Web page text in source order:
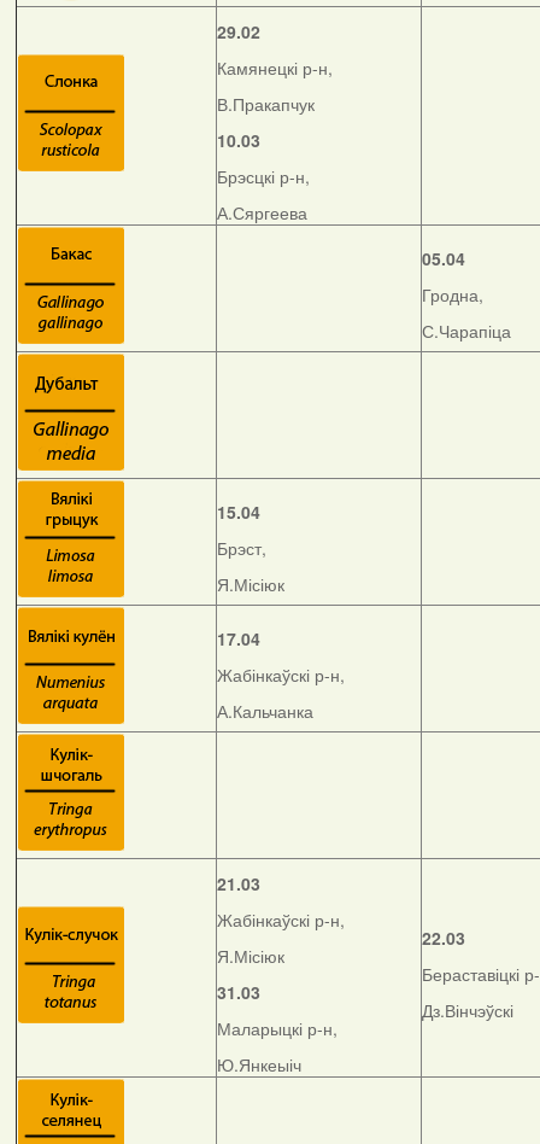
29.02
Камянецкі р-н,
В.Пракапчук
10.03
Брэсцкі р-н,
А.Сяргеева
05.04
Гродна,
С.Чарапіца
15.04
Брэст,
Я.Місіюк
17.04
Жабінкаўскі р-н,
А.Кальчанка
21.03
Жабінкаўскі р-н,
Я.Місіюк
31.03
Маларыцкі р-н,
Ю.Янкеыіч
22.03
Бераставіцкі
Дз.Вінчэўскі